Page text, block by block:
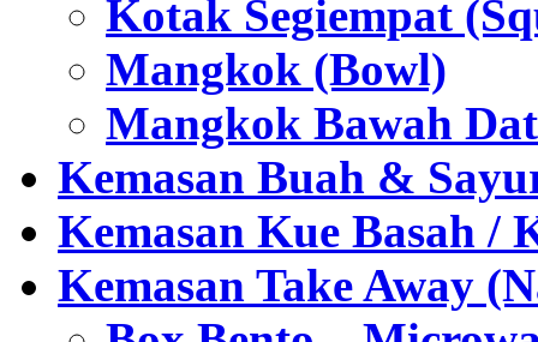
Kotak Segiempat
Mangkok (Bowl)
Mangkok Bawah
Kemasan Buah &
Kemasan Kue Basah /
Kemasan Take Away